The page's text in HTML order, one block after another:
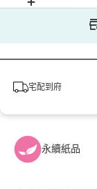
宅配到府
永續紙品